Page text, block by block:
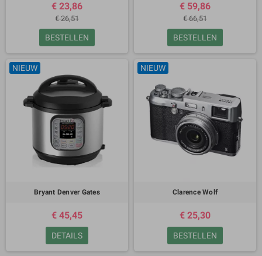
€ 23,86
€ 26,51
BESTELLEN
€ 59,86
€ 66,51
BESTELLEN
NIEUW
Bryant Denver Gates
€ 45,45
DETAILS
NIEUW
Clarence Wolf
€ 25,30
BESTELLEN